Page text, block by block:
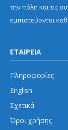
την πόλη και τις
εμπιστεύονται
ΕΤΑΙΡΕΙΑ
Πληροφορίες
English
Σχετικά
Όροι χρήσης